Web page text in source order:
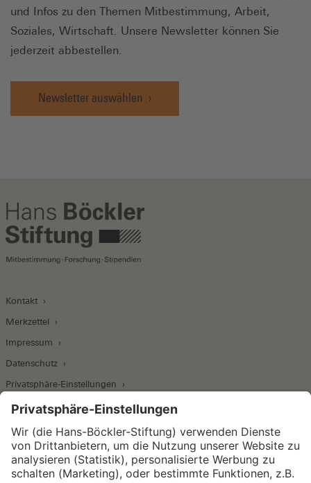
und Infos zu den Themen Mitbestimmung, Arbeit,
Soziales, Wirtschaft. Unsere Newsletter können Sie
jederzeit abbestellen.
Newsletter auswählen
Kontakt
Merkzettel
Impressum
Datenschutz
Privatsphäre-Einstellungen
Wirtschafts- und Sozialwissenschaftliches Institut